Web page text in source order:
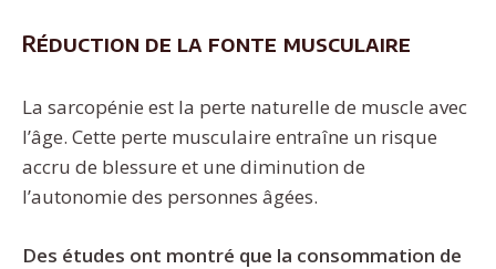
Réduction de la fonte musculaire
La sarcopénie est la perte naturelle de muscle avec
l’âge. Cette perte musculaire entraîne un risque
accru de blessure et une diminution de
l’autonomie des personnes âgées.
Des études ont montré que la consommation de